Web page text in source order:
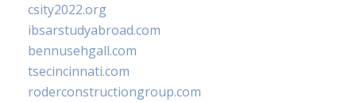
csity2022.org
ibsarstudyabroad.com
bennusehgall.com
tsecincinnati.com
roderconstructiongroup.com